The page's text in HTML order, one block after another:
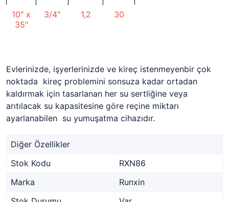
10″ x
35″
3/4″ 1,2 30
Evlerinizde, işyerlerinizde ve kireç istenmeyenbir çok
noktada kireç problemini sonsuza kadar ortadan
kaldırmak için tasarlanan her su sertliğine veya
arıtılacak su kapasitesine göre reçine miktarı
ayarlanabilen su yumuşatma cihazıdır.
Diğer Özellikler
Stok Kodu
RXN86
Marka
Runxin